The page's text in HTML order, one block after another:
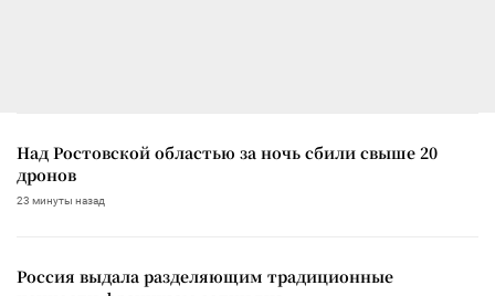
Над Ростовской областью за ночь сбили свыше 20
дронов
23 минуты назад
Россия выдала разделяющим традиционные